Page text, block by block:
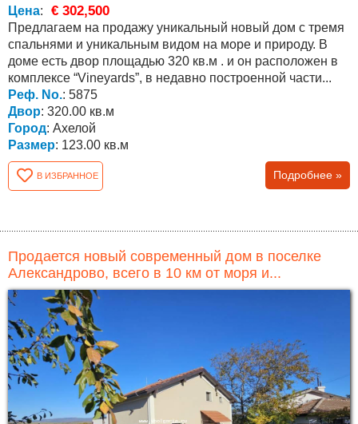
Цена: € 302,500
Предлагаем на продажу уникальный новый дом с тремя
спальнями и уникальным видом на море и природу. В
доме есть двор площадью 320 кв.м . и он расположен в
комплексе “Vineyards”, в недавно построенной части...
Реф. No.: 5875
Двор: 320.00 кв.м
Город: Ахелой
Размер: 123.00 кв.м
В ИЗБРАННОЕ Подробнее »
Продается новый современный дом в поселке
Александрово, всего в 10 км от моря и...